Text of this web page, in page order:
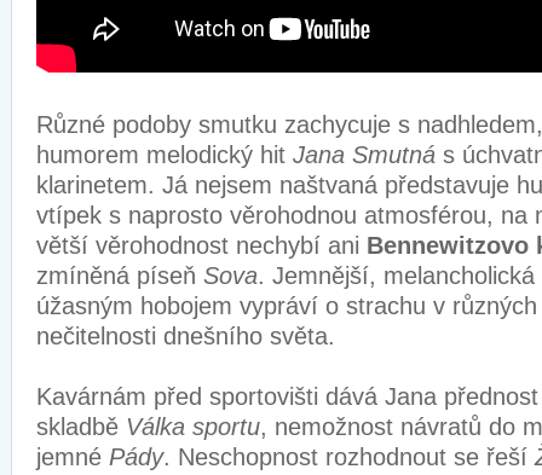
Různé podoby smutku zachycuje s
humorem melodický hit Jana Smutná s
klarinetem. Já nejsem naštvaná představuje
vtípek s naprosto věrohodnou atmosférou, na
větší věrohodnost nechybí ani Bennewitzovo
zmíněná píseň Sova. Jemnější, melancholická
úžasným hobojem vypráví o strachu v
nečitelnosti dnešního světa.
Kavárnám před sportovišti dává Jana
skladbě Válka sportu, nemožnost návratů do
jemné Pády. Neschopnost rozhodnout se řeší